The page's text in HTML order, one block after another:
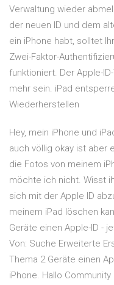
Verwaltung wieder
der neuen ID und dem
ein iPhone habt, solltet
Zwei-Faktor-
funktioniert. Der Apple-
mehr sein. iPad
Wiederherstellen
Hey, mein iPhone und
auch völlig okay ist aber
die Fotos von meinem
möchte ich nicht. Wisst
sich mit der Apple ID
meinem iPad löschen
Geräte einen Apple-ID -
Von: Suche Erweiterte
Thema 2 Geräte einen
iPhone. Hallo